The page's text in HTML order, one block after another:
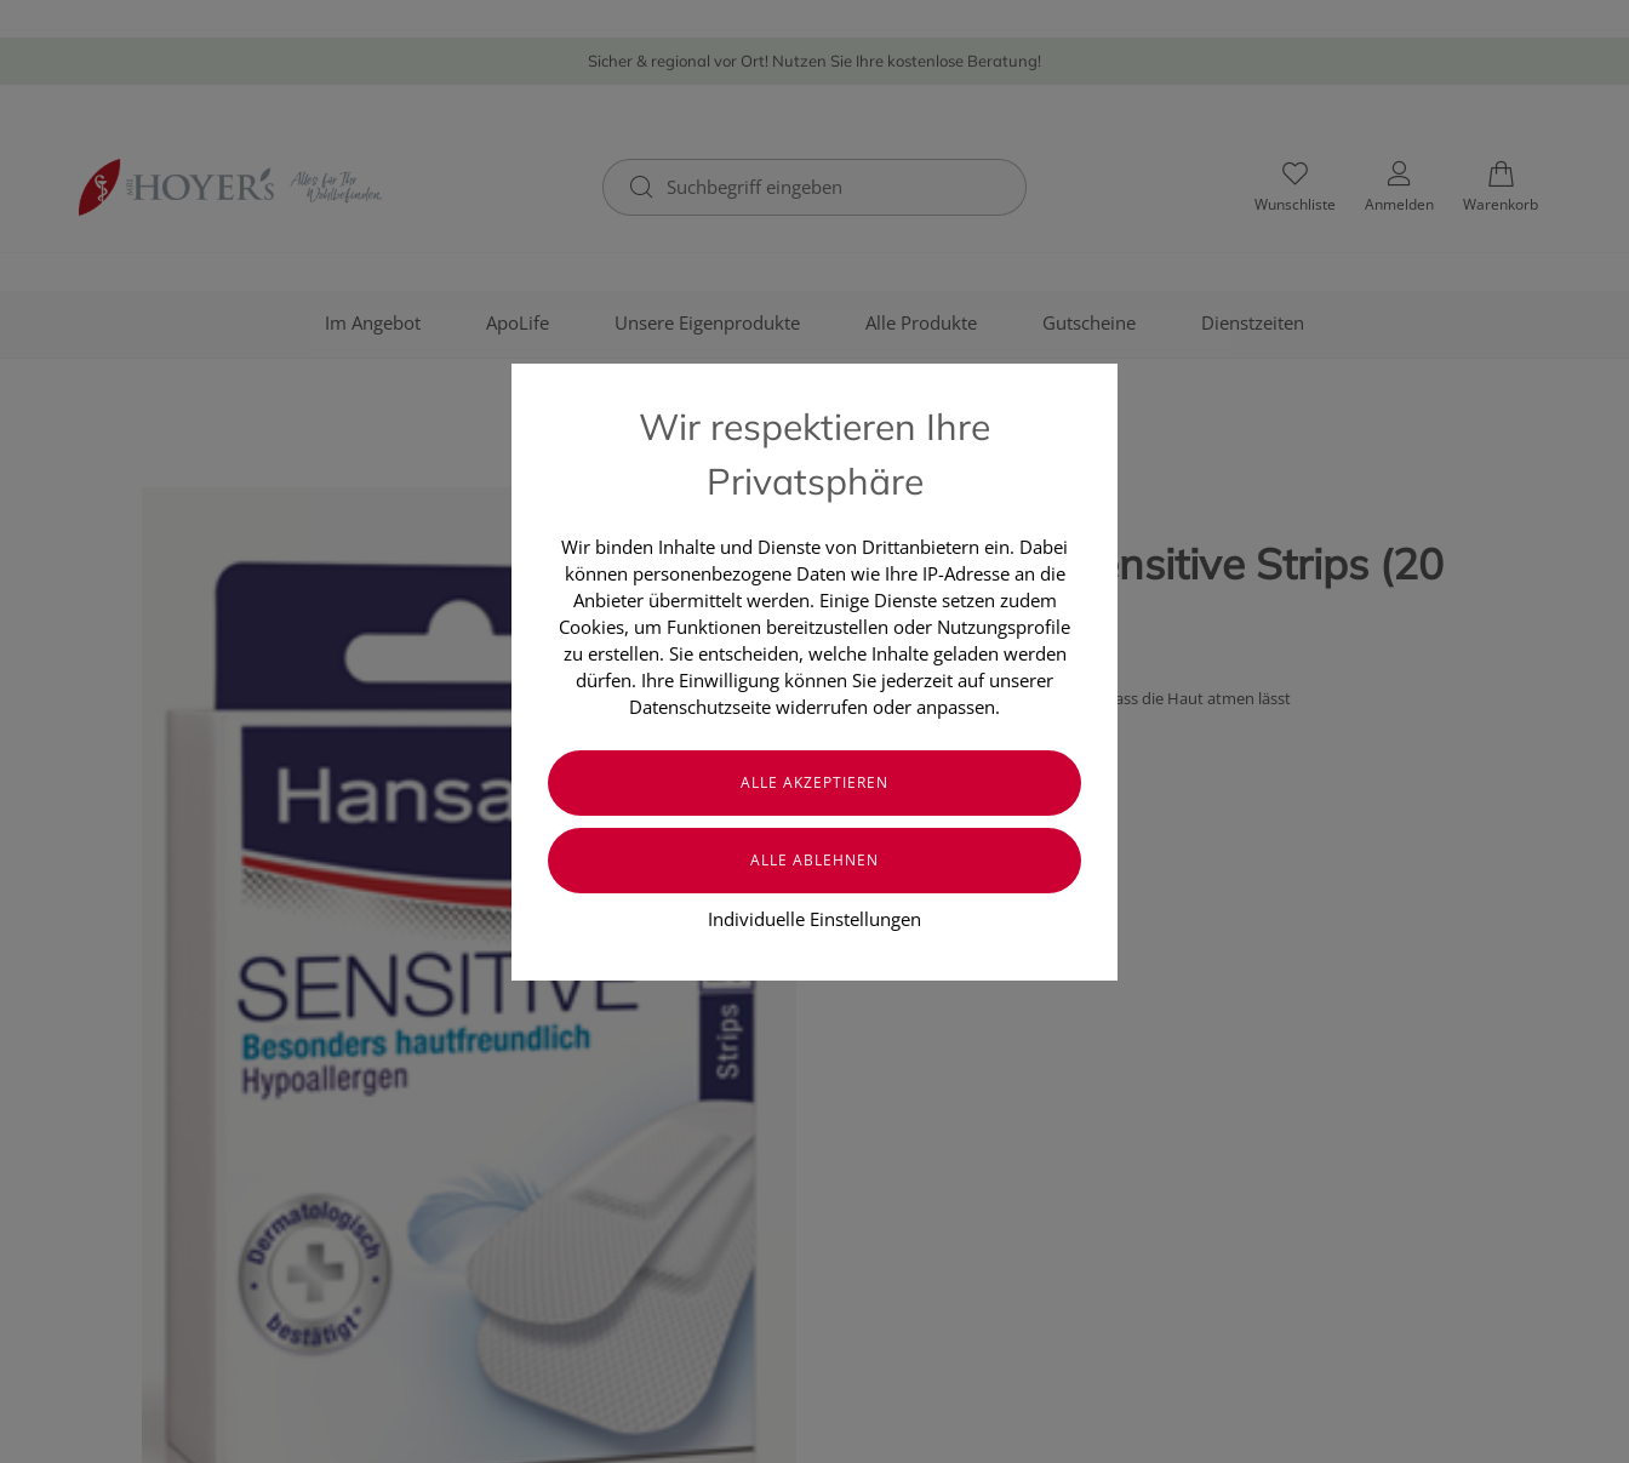
Sicher & regional vor Ort! Nutzen Sie Ihre kostenlose Beratung!
Wunschliste Anmelden Warenkorb
Im Angebot ApoLife Unsere Eigenprodukte Alle Produkte Gutscheine Dienstzeiten
BEIERSDORF GMBH
Hansaplast Sensitive Strips (20
Stk.)
Hypoallergener Schutz
Besonders hautfreundliches Material, dass die Haut atmen lässt
Schmerzlos zu entfernen
€ 6,30
€ 0,32
Wir respektieren Ihre
Privatsphäre
Wir binden Inhalte und Dienste von Drittanbietern ein. Dabei
können personenbezogene Daten wie Ihre IP-Adresse an die
Anbieter übermittelt werden. Einige Dienste setzen zudem
Cookies, um Funktionen bereitzustellen oder Nutzungsprofile
zu erstellen. Sie entscheiden, welche Inhalte geladen werden
dürfen. Ihre Einwilligung können Sie jederzeit auf unserer
Datenschutzseite widerrufen oder anpassen.
Individuelle Einstellungen